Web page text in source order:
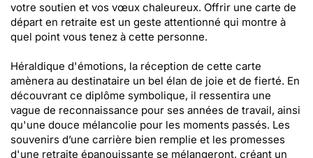
votre soutien et vos vœux chaleureux. Offrir une carte de
départ en retraite est un geste attentionné qui montre à
quel point vous tenez à cette personne.
Héraldique d'émotions, la réception de cette carte
amènera au destinataire un bel élan de joie et de fierté. En
découvrant ce diplôme symbolique, il ressentira une
vague de reconnaissance pour ses années de travail, ainsi
qu'une douce mélancolie pour les moments passés. Les
souvenirs d’une carrière bien remplie et les promesses
d'une retraite épanouissante se mélangeront, créant un